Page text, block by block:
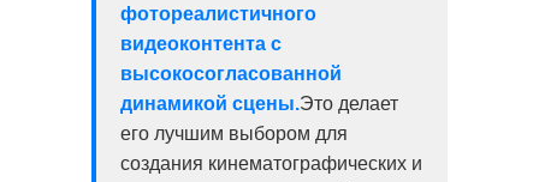
фотореалистичного
видеоконтента с
высокосогласованной
динамикой сцены.Это делает
его лучшим выбором для
создания кинематографических и